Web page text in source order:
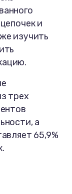
и
изучить
трех
а
65,9%